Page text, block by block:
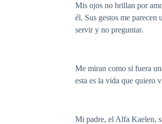
Mis ojos no brillan por
él. Sus gestos me
servir y no preguntar.
Me miran como si fuera
esta es la vida que quiero
Mi padre, el Alfa Kaelen,